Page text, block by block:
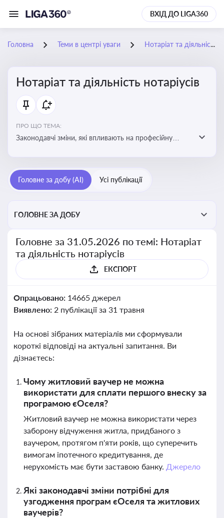
ВХІД ДО LIGA360
Головна Теми в центрі уваги Нотаріат та діяльність нотаріусів
Нотаріат та діяльність нотаріусів
ПРО ЩО ТЕМА:
Законодавчі зміни, які впливають на професійну
Головне за добу (AI) Усі публікації
ГОЛОВНЕ ЗА ДОБУ
Головне за 31.05.2026 по темі: Нотаріат
та діяльність нотаріусів
ЕКСПОРТ
Опрацьовано: 14665 джерел
Виявлено: 2 публікації за 31 травня
На основі зібраних матеріалів ми сформували
короткі відповіді на актуальні запитання. Ви
дізнаєтесь:
Чому житловий ваучер не можна
використати для сплати першого внеску за
програмою єОселя?
Житловий ваучер не можна використати через
заборону відчуження житла, придбаного з
ваучером, протягом п'яти років, що суперечить
вимогам іпотечного кредитування, де
нерухомість має бути заставою банку. Джерело
Які законодавчі зміни потрібні для
узгодження програм єОселя та житлових
ваучерів?